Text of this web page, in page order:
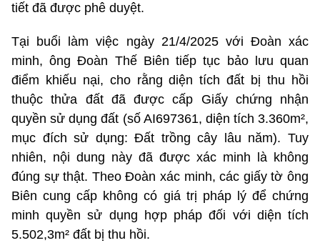
tiết đã được phê duyệt.
Tại buổi làm việc ngày 21/4/2025 với Đoàn xác
minh, ông Đoàn Thế Biên tiếp tục bảo lưu quan
điểm khiếu nại, cho rằng diện tích đất bị thu hồi
thuộc thửa đất đã được cấp Giấy chứng nhận
quyền sử dụng đất (số AI697361, diện tích 3.360m²,
mục đích sử dụng: Đất trồng cây lâu năm). Tuy
nhiên, nội dung này đã được xác minh là không
đúng sự thật. Theo Đoàn xác minh, các giấy tờ ông
Biên cung cấp không có giá trị pháp lý để chứng
minh quyền sử dụng hợp pháp đối với diện tích
5.502,3m² đất bị thu hồi.